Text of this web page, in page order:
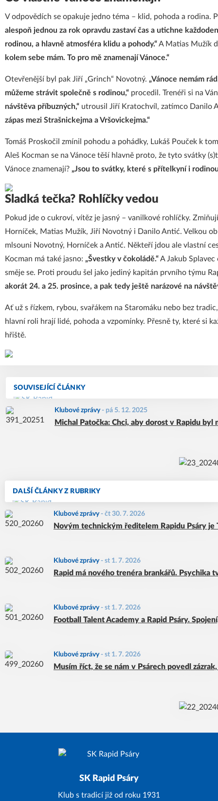
DALŠÍ ČLÁNKY Z RUBRIKY
Klubové zprávy- čt 30. 7. 2026
Novým technickým ředitelem Rapidu Psáry je
Klubové zprávy- st 1. 7. 2026
Rapid má nového trenéra brankářů. Psychika
Klubové zprávy- st 1. 7. 2026
Football Talent Academy a Rapid Psáry.
Klubové zprávy- st 1. 7. 2026
Musím říct, že se nám v Psárech povedl
V odpovědích se opakuje jedno téma – klid, pohoda a rodina.
alespoň jednou za rok opravdu zastaví čas a utichne
rodinou, a hlavně atmosféra klidu a pohody.“A Matias Mužík
kolem sebe mám. To pro mě znamenají Vánoce.“
Otevřenější byl pak Jiří „Grinch“ Novotný. „Vánoce nemám
můžeme strávit společně s rodinou,“ procedil. Trenéři si na
návštěva příbuzných,“ utrousil Jiří Kratochvíl, zatímco Danilo
zápas mezi Strašnickejma a Vršovickejma.“
Tomáš Proskočil zmínil pohodu a pohádky, Lukáš Pouček k
Aleš Kocman se na Vánoce těší hlavně proto, že tyto svátky
Vánoce znamenají? „Jsou to svátky, které s přítelkyní i
Sladká tečka? Rohlíčky vedou
Pokud jde o cukroví, vítěz je jasný – vanilkové rohlíčky.
Horníček, Matias Mužík, Jiří Novotný i Danilo Antić. Velkou
mlsouni Novotný, Horníček a Antić. Někteří jdou ale vlastní
Kocman má také jasno: „Švestky v čokoládě.“A Jakub
směje se. Proti proudu šel jako jediný kapitán prvního týmu
akorát 24. a 25. prosince, a pak tedy ještě narázové na
Ať už s řízkem, rybou, svařákem na Staromáku nebo bez
hlavní roli hrají lidé, pohoda a vzpomínky. Přesně ty, které si
hřiště.
SOUVISEJÍCÍ ČLÁNKY
Klubové zprávy- pá 5. 12. 2025
Michal Patočka: Chci, aby dorost v Rapidu
SK Rapid Psáry
Klub s tradicí již od roku 1931